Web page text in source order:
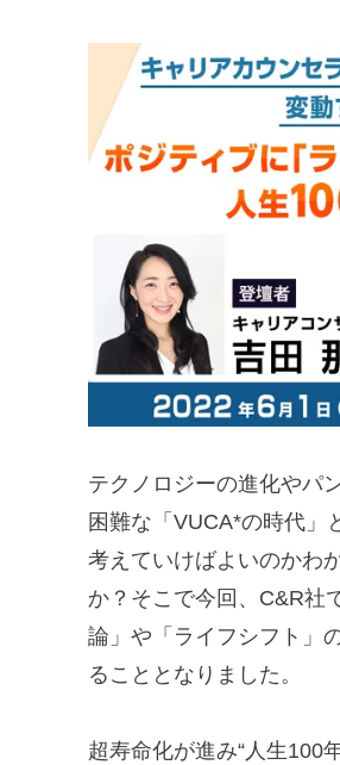
テクノロジーの進化やパ
困難な「VUCA*の時代」
考えていけばよいのかわ
か？そこで今回、C&R社
論」や「ライフシフト」
ることとなりました。
超寿命化が進み“人生100